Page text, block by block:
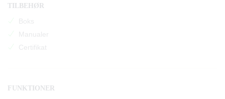
TILBEHØR
Boks
Manualer
Certifikat
FUNKTIONER